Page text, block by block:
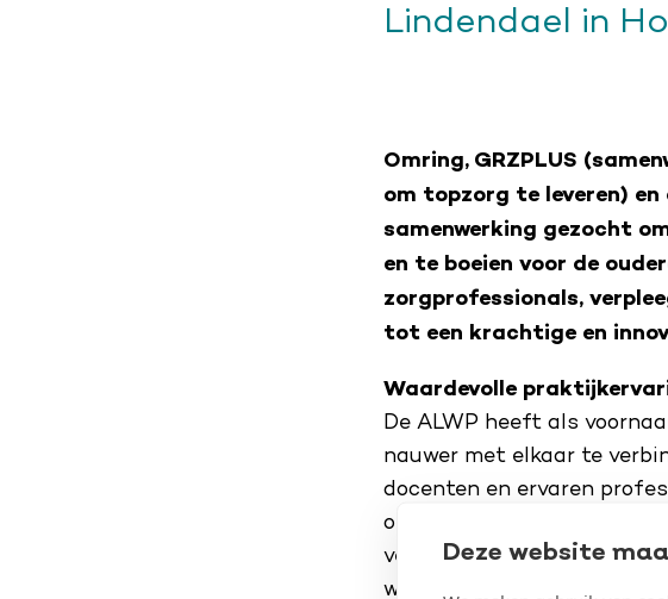
Deze website
Lindendael in
Omring, GRZPLUS
om topzorg te leveren) en
samenwerking gezocht
en te boeien voor de
zorgprofessionals,
tot een krachtige en
Waardevolle
De ALWP heeft als
nauwer met elkaar te
docenten en ervaren
onderzoeksprojecten
verpleegkundestudenten
waardevolle